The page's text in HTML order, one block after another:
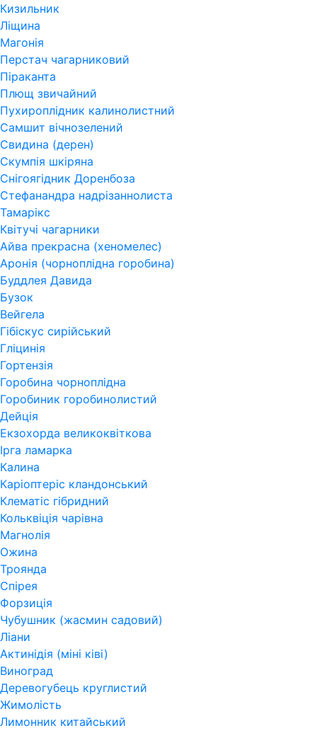
Кизильник
Ліщина
Магонія
Перстач чагарниковий
Піраканта
Плющ звичайний
Пухироплідник калинолистний
Самшит вічнозелений
Свидина (дерен)
Скумпія шкіряна
Снігоягідник Доренбоза
Стефанандра надрізаннолиста
Тамарікс
Квітучі чагарники
Айва прекрасна (хеномелес)
Аронія (чорноплідна горобина)
Буддлея Давида
Бузок
Вейгела
Гібіскус сирійський
Гліцинія
Гортензія
Горобина чорноплідна
Горобиник горобинолистий
Дейція
Екзохорда великоквіткова
Ірга ламарка
Калина
Каріоптеріс кландонський
Клематіс гібридний
Кольквіція чарівна
Магнолія
Ожина
Троянда
Спірея
Форзиція
Чубушник (жасмин садовий)
Ліани
Актинідія (міні ківі)
Виноград
Деревогубець круглистий
Жимолість
Лимонник китайський